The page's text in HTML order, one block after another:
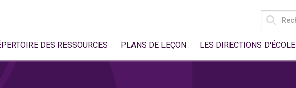
SEARCH
FOR:
DES RESSOURCES PLANS DE LEÇON LES DIRECTIONS D'ÉCOLE